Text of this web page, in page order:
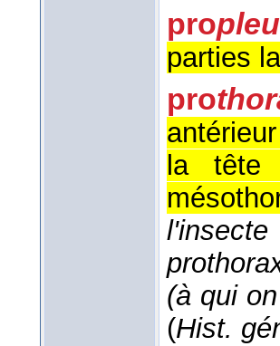
pro
parties
pro
la
(à qui
(Hist.